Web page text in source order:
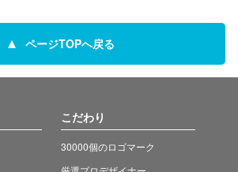
ページTOPへ戻る
こだわり
30000個のロゴマーク